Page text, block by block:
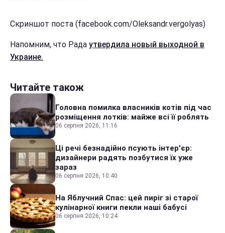
Скриншот поста (facebook.com/Oleksandr.vergolyas)
Напомним, что Рада утвердила новый выходной в
Украине.
Читайте також
Головна помилка власників котів під час
розміщення лотків: майже всі її роблять
06 серпня 2026, 11:16
Ці речі безнадійно псують інтер'єр:
дизайнери радять позбутися їх уже
зараз
06 серпня 2026, 10:40
На Яблучний Спас: цей пиріг зі старої
кулінарної книги пекли наші бабусі
06 серпня 2026, 10:24